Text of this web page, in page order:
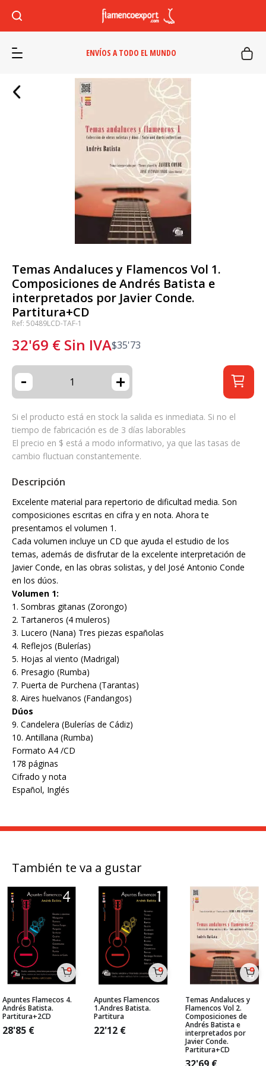
ENVÍOS A TODO EL MUNDO
Temas Andaluces y Flamencos Vol 1.
Composiciones de Andrés Batista e
interpretados por Javier Conde.
Partitura+CD
Ref: 50489LCD-TAF-1
32'69 € Sin IVA$35'73
- +
Si el producto está en stock la salida es inmediata. Si no el
tiempo de fabricación es de 3 días laborables
El precio en $ está a modo informativo, ya que las tasas de
cambio fluctuan constantemente.
Descripción
Excelente material para repertorio de dificultad media. Son
composiciones escritas en cifra y en nota. Ahora te
presentamos el volumen 1.
Cada volumen incluye un CD que ayuda el estudio de los
temas, además de disfrutar de la excelente interpretación de
Javier Conde, en las obras solistas, y del José Antonio Conde
en los dúos.
Volumen 1:
1. Sombras gitanas (Zorongo)
2. Tartaneros (4 muleros)
3. Lucero (Nana) Tres piezas españolas
4. Reflejos (Bulerías)
5. Hojas al viento (Madrigal)
6. Presagio (Rumba)
7. Puerta de Purchena (Tarantas)
8. Aires huelvanos (Fandangos)
Dúos
9. Candelera (Bulerías de Cádiz)
10. Antillana (Rumba)
Formato A4 /CD
178 páginas
Cifrado y nota
Español, Inglés
También te va a gustar
Apuntes Flamecos 4.
Andrés Batista.
Partitura+2CD
28'85 €
Apuntes Flamencos
1.Andres Batista.
Partitura
22'12 €
Temas Andaluces y
Flamencos Vol 2.
Composiciones de
Andrés Batista e
interpretados por
Javier Conde.
Partitura+CD